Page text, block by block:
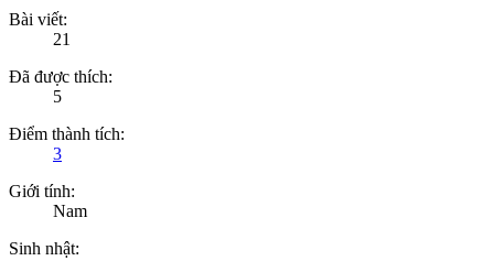
Bài viết:
21
Đã được thích:
5
Điểm thành tích:
3
Giới tính:
Nam
Sinh nhật: